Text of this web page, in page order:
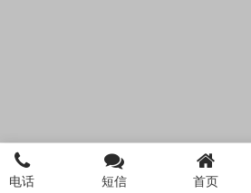
首页 注册公司 电话咨询
电话 短信 首页